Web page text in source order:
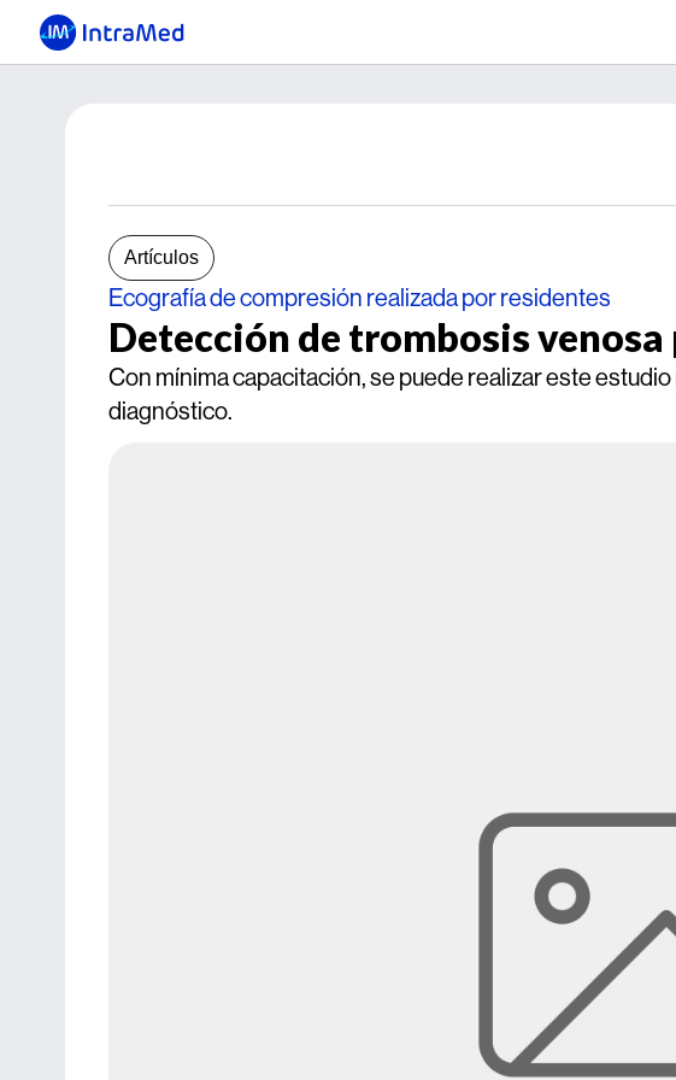
Artículos
Ecografía de compresión realizada por residentes
Detección de trombosis
Con mínima capacitación, se puede realizar este
diagnóstico.